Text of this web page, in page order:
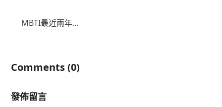
MBTI最近兩年…
Comments (0)
發佈留言